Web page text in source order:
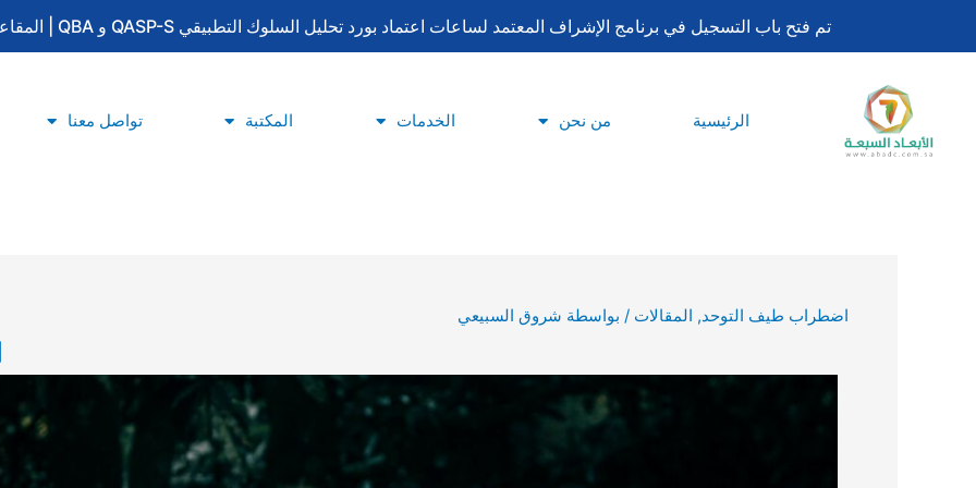
تم فتح باب التسجيل في برنامج الإشراف المعتمد لساعات اعتماد بورد تحليل السلوك التطبيقي QASP-S و QBA | المقاعد محدودة | للتسجيل والاستفسار: 0533415777
الرئيسية من نحن الخدمات المكتبة تواصل معنا
اضطراب طيف التوحد, المقالات / بواسطة شروق السبيعي